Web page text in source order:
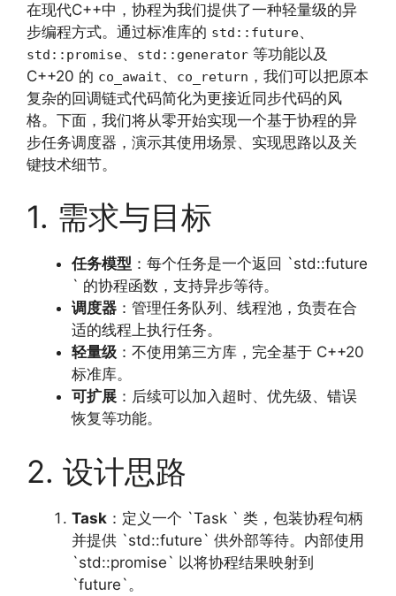
在现代C++中，协程为我们提供了一种轻量级的异
步编程方式。通过标准库的 std::future、
std::promise、 std::generator 等功能以及
C++20 的 co_await、 co_return ，我们可以把原本
复杂的回调链式代码简化为更接近同步代码的风
格。下面，我们将从零开始实现一个基于协程的异
步任务调度器，演示其使用场景、实现思路以及关
键技术细节。
1. 需求与目标
任务模型 ：每个任务是一个返回 `std::future
` 的协程函数，支持异步等待。
调度器 ：管理任务队列、线程池，负责在合
适的线程上执行任务。
轻量级 ：不使用第三方库，完全基于 C++20
标准库。
可扩展 ：后续可以加入超时、优先级、错误
恢复等功能。
2. 设计思路
Task ：定义一个 `Task ` 类，包装协程句柄
并提供 `std::future` 供外部等待。内部使用
`std::promise` 以将协程结果映射到
`future`。